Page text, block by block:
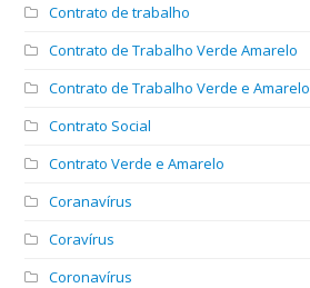
Contrato de trabalho
Contrato de Trabalho Verde Amarelo
Contrato de Trabalho Verde e Amarelo
Contrato Social
Contrato Verde e Amarelo
Coranavírus
Coravírus
Coronavírus